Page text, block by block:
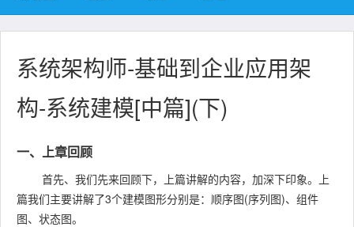
业咨询及解决方案
系统架构师-基础到企业应用架
构-系统建模[中篇](下)
一、上章回顾
首先、我们先来回顾下，上篇讲解的内容，加深下印象。上
篇我们主要讲解了3个建模图形分别是：顺序图(序列图)、组件
图、状态图。